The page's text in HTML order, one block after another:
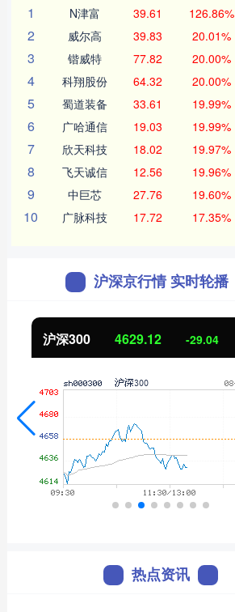
1
N津富 39.61 126.86%
2 威尔高 39.83 20.01%
3 锴威特 77.82 20.00%
4 科翔股份 64.32 20.00%
5 蜀道装备 33.61 19.99%
6 广哈通信 19.03 19.99%
7 欣天科技 18.02 19.97%
8 飞天诚信 12.56 19.96%
9 中巨芯 27.76 19.60%
10 广脉科技 17.72 17.35%
沪深京行情 实时轮播
北证50 1114.74 -4.72
热点资讯